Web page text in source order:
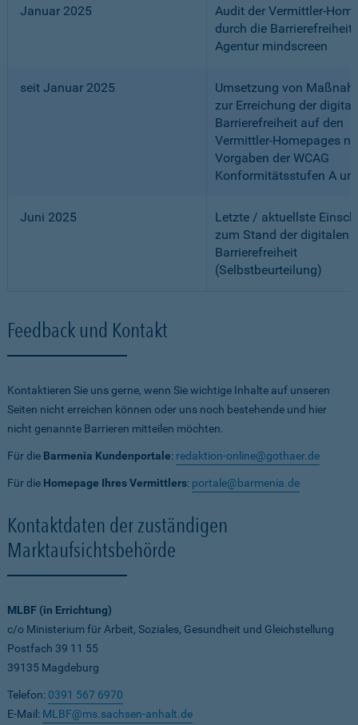
Januar 2025
Audit der Vermittler-
durch die
Agentur mindscreen
seit Januar 2025
Umsetzung von
zur Erreichung der
Barrierefreiheit auf den
Vermittler-Homepages
Vorgaben der WCAG
Konformitätsstufen A
Juni 2025
Letzte / aktuellste
zum Stand der digitalen
Barrierefreiheit
(Selbstbeurteilung)
Feedback und Kontakt
Kontaktieren Sie uns gerne, wenn Sie wichtige Inhalte auf unseren
Seiten nicht erreichen können oder uns noch bestehende und hier
nicht genannte Barrieren mitteilen möchten.
Für die Barmenia Kundenportale: redaktion-online@gothaer.de
Für die Homepage Ihres Vermittlers: portale@barmenia.de
Kontaktdaten der zuständigen
Marktaufsichtsbehörde
MLBF (in Errichtung)
c/o Ministerium für Arbeit, Soziales, Gesundheit und Gleichstellung
Postfach 39 11 55
39135 Magdeburg
Telefon: 0391 567 6970
E-Mail: MLBF@ms.sachsen-anhalt.de